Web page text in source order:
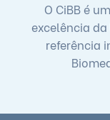
O CiBB é
excelência
referência